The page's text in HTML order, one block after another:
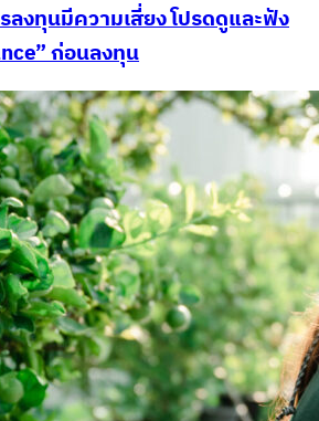
ทุนมีความเสี่ยง โปรดดูและฟัง
ก่อนลงทุน